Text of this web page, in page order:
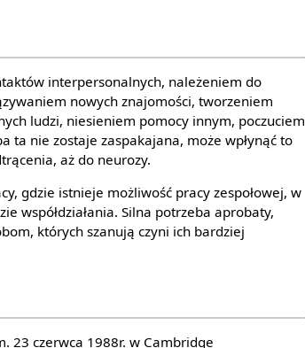
interpersonalnych, należeniem do
nowych znajomości, tworzeniem
ludzi, niesieniem pomocy innym, poczuciem
ta nie zostaje zaspakajana, może wpłynąć to
aż do neurozy.
gdzie istnieje możliwość pracy zespołowej, w
współdziałania. Silna potrzeba aprobaty,
których szanują czyni ich bardziej
23 czerwca 1988r. w Cambridge